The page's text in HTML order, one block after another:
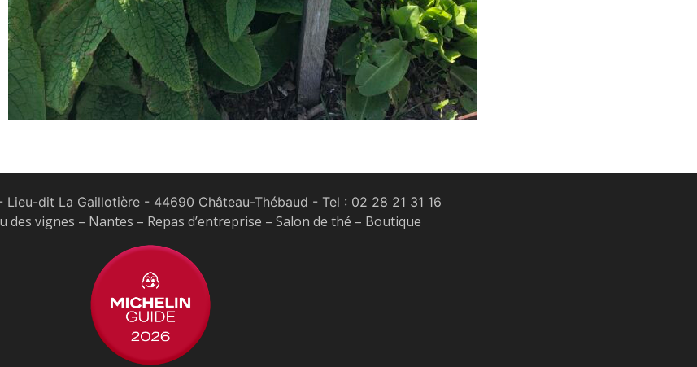
Lieu-dit La Gaillotière - 44690 Château-Thébaud - Tel : 02 28 21 31 16
des vignes – Nantes – Repas d’entreprise – Salon de thé – Boutique